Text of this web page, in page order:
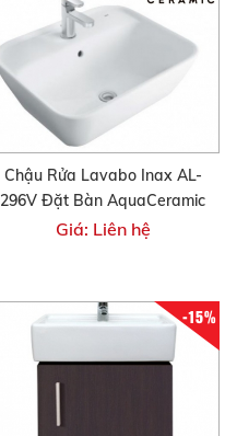
Chậu Rửa Lavabo Inax AL-
296V Đặt Bàn AquaCeramic
Giá: Liên hệ
-15%